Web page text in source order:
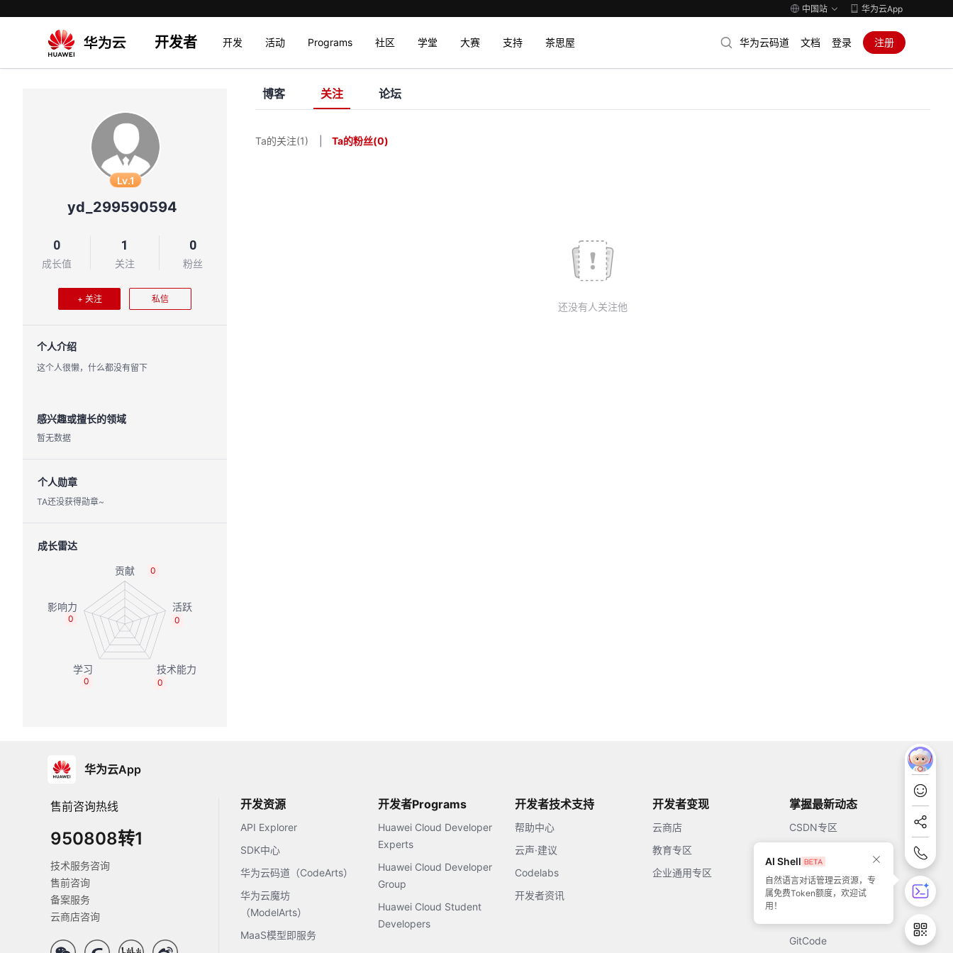
中国站 华为云App
开发者 开发 活动 Programs 社区 学堂 大赛 支持 茶思屋 华为云码道 文档 登录 注册
Lv.1
yd_299590594
0
成长值
1
关注
0
粉丝
+ 关注 私信
个人介绍
这个人很懒，什么都没有留下
感兴趣或擅长的领域
暂无数据
个人勋章
TA还没获得勋章~
成长雷达
0
0
0
0
0
博客 关注 论坛
Ta的关注(1) Ta的粉丝(0)
还没有人关注他
华为云App
售前咨询热线
950808转1
技术服务咨询
售前咨询
备案服务
云商店咨询
开发资源
API Explorer
SDK中心
华为云码道（CodeArts）
华为云魔坊
（ModelArts）
MaaS模型即服务
开发者Programs
Huawei Cloud Developer
Experts
Huawei Cloud Developer
Group
Huawei Cloud Student
Developers
开发者技术支持
帮助中心
云声·建议
Codelabs
开发者资讯
开发者变现
云商店
教育专区
企业通用专区
掌握最新动态
CSDN专区
51CTO
GitCode
AI Shell
自然语言对话管理云资源，专
属免费Token额度，欢迎试
用！